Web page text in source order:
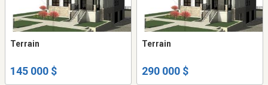
Terrain
145 000 $
Terrain
290 000 $